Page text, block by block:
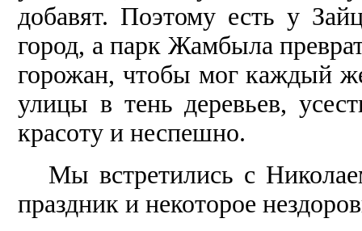
добавят. Поэтому есть у
город, а парк Жамбыла
горожан, чтобы мог каждый
улицы в тень деревьев,
красоту и неспешно.
Мы встретились с
праздник и некоторое